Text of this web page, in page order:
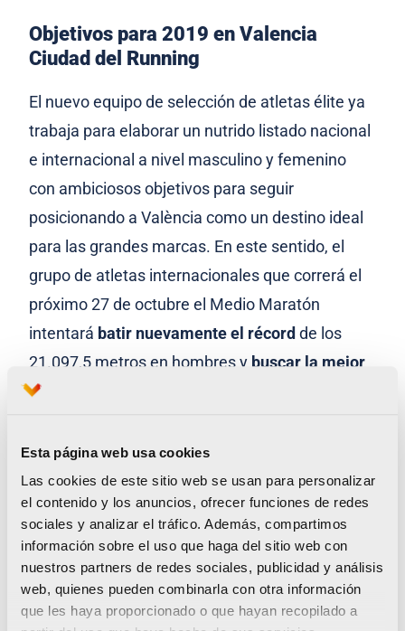
Esta página web usa cookies
Las cookies de este sitio web se usan para personalizar
el contenido y los anuncios, ofrecer funciones de redes
sociales y analizar el tráfico. Además, compartimos
información sobre el uso que haga del sitio web con
nuestros partners de redes sociales, publicidad y análisis
web, quienes pueden combinarla con otra información
que les haya proporcionado o que hayan recopilado a
Objetivos para 2019 en Valencia
Ciudad del Running
El nuevo equipo de selección de atletas élite ya
trabaja para elaborar un nutrido listado nacional
e internacional a nivel masculino y femenino
con ambiciosos objetivos para seguir
posicionando a València como un destino ideal
para las grandes marcas. En este sentido, el
grupo de atletas internacionales que correrá el
próximo 27 de octubre el Medio Maratón
intentará batir nuevamente el récordde los
21.097,5 metros en hombres y buscar la mejor
marca mundial femenina del año.
Maratón Valencia peleará por
récord
(2h04:31) con una marca por debajo
2h04:00 en hombres e intentar también lamejor
marca mundial del año 2019femenina en
maratón.